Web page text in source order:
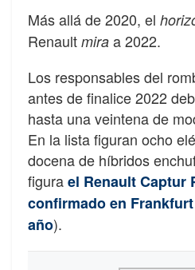
Más allá de 2020, el
Renault mira a 2022.
Los responsables del
antes de finalice 2022
hasta una veintena de
En la lista figuran ocho
docena de híbridos
figurael Renault Captur
confirmado en
año).